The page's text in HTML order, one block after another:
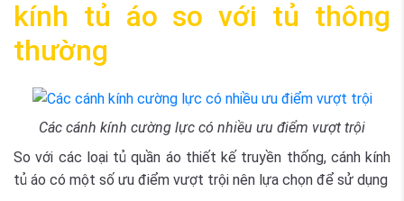
kính tủ áo so với tủ thông
thường
Các cánh kính cường lực có nhiều ưu điểm vượt trội
So với các loại tủ quần áo thiết kế truyền thống, cánh kính
tủ áo có một số ưu điểm vượt trội nên lựa chọn để sử dụng